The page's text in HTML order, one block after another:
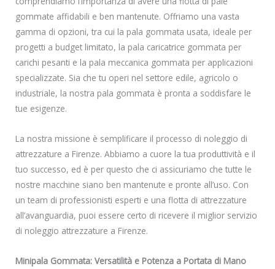
gommate affidabili e ben mantenute. Offriamo una vasta
gamma di opzioni, tra cui la pala gommata usata, ideale per
progetti a budget limitato, la pala caricatrice gommata per
carichi pesanti e la pala meccanica gommata per applicazioni
specializzate. Sia che tu operi nel settore edile, agricolo o
industriale, la nostra pala gommata è pronta a soddisfare le
tue esigenze.
La nostra missione è semplificare il processo di noleggio di
attrezzature a Firenze. Abbiamo a cuore la tua produttività e il
tuo successo, ed è per questo che ci assicuriamo che tutte le
nostre macchine siano ben mantenute e pronte all’uso. Con
un team di professionisti esperti e una flotta di attrezzature
all’avanguardia, puoi essere certo di ricevere il miglior servizio
di noleggio attrezzature a Firenze.
Minipala Gommata: Versatilità e Potenza a Portata di Mano